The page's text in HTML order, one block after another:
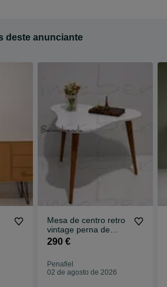
deste anunciante
Mesa de centro retro
vintage perna de
palito
290 €
Penafiel
02 de agosto de 2026